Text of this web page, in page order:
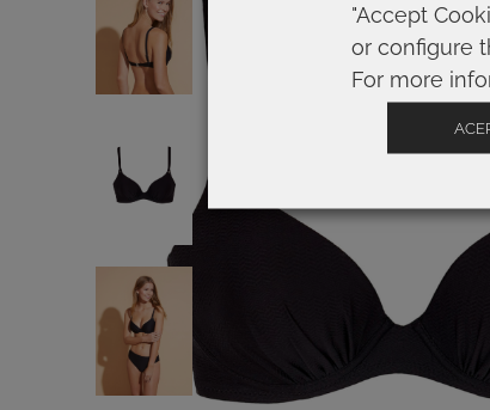
"Accept
or configure
For more